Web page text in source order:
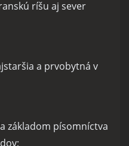
ríšu aj sever
a prvobytná v
základom písomníctva